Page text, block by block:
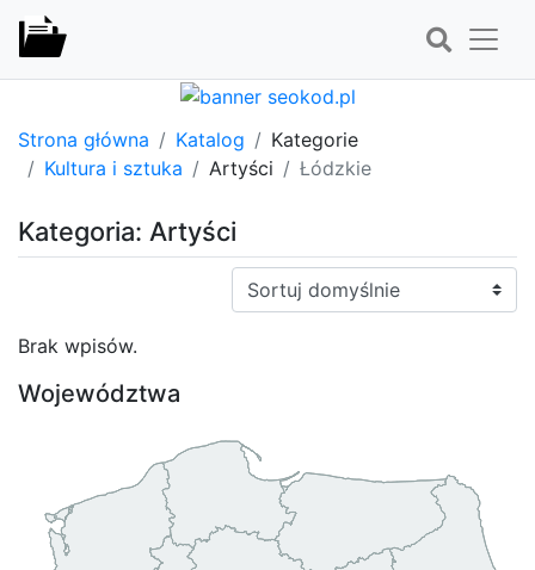
Strona główna Katalog
Kategorie
Kultura i sztuka
Artyści Łódzkie
Kategoria: Artyści
Sortuj:
Brak wpisów.
Województwa